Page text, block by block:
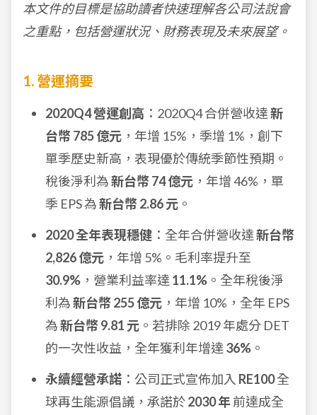
本文件的目標是協助讀者快速理解各公司法說會
之重點，包括營運狀況、財務表現及未來展望。
1. 營運摘要
2020Q4 營運創高 ：2020Q4 合併營收達新
台幣 785 億元 ，年增 15%，季增 1%，創下
單季歷史新高，表現優於傳統季節性預期。
稅後淨利為新台幣 74 億元 ，年增 46%，單
季 EPS 為新台幣 2.86 元 。
2020 全年表現穩健 ：全年合併營收達新台幣
2,826 億元 ，年增 5%。毛利率提升至
30.9% ，營業利益率達 11.1% 。全年稅後淨
利為新台幣 255 億元 ，年增 10%，全年 EPS
為新台幣 9.81 元 。若排除 2019 年處分 DET
的一次性收益，全年獲利年增達 36% 。
永續經營承諾 ：公司正式宣佈加入 RE100全
球再生能源倡議，承諾於2030 年前達成全